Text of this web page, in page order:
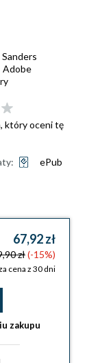
Adobe
który oceni tę
ePub
67,92 zł
zł(-15%)
cena z 30 dni
zakupu